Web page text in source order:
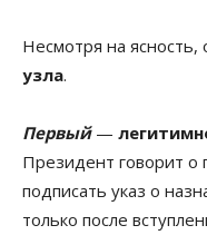
Несмотря на ясность,
узла.
Первый —
Президент говорит о
подписать указ о
только после